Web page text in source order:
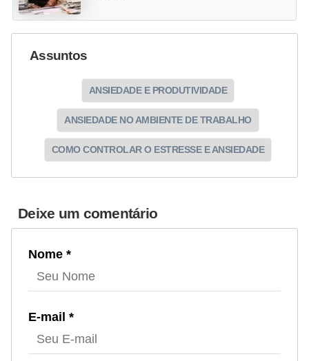
Assuntos
ANSIEDADE E PRODUTIVIDADE
ANSIEDADE NO AMBIENTE DE TRABALHO
COMO CONTROLAR O ESTRESSE E ANSIEDADE
Deixe um comentário
Nome *
E-mail *